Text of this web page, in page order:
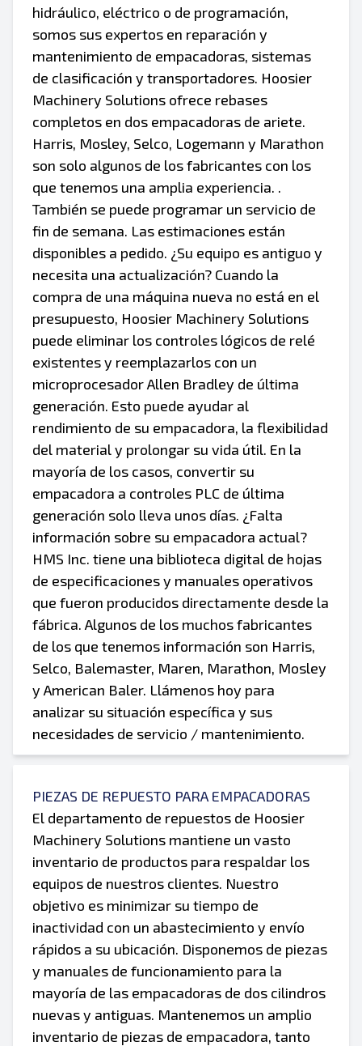
hidráulico, eléctrico o de programación,
somos sus expertos en reparación y
mantenimiento de empacadoras, sistemas
de clasificación y transportadores. Hoosier
Machinery Solutions ofrece rebases
completos en dos empacadoras de ariete.
Harris, Mosley, Selco, Logemann y Marathon
son solo algunos de los fabricantes con los
que tenemos una amplia experiencia. .
También se puede programar un servicio de
fin de semana. Las estimaciones están
disponibles a pedido. ¿Su equipo es antiguo y
necesita una actualización? Cuando la
compra de una máquina nueva no está en el
presupuesto, Hoosier Machinery Solutions
puede eliminar los controles lógicos de relé
existentes y reemplazarlos con un
microprocesador Allen Bradley de última
generación. Esto puede ayudar al
rendimiento de su empacadora, la flexibilidad
del material y prolongar su vida útil. En la
mayoría de los casos, convertir su
empacadora a controles PLC de última
generación solo lleva unos días. ¿Falta
información sobre su empacadora actual?
HMS Inc. tiene una biblioteca digital de hojas
de especificaciones y manuales operativos
que fueron producidos directamente desde la
fábrica. Algunos de los muchos fabricantes
de los que tenemos información son Harris,
Selco, Balemaster, Maren, Marathon, Mosley
y American Baler. Llámenos hoy para
analizar su situación específica y sus
necesidades de servicio / mantenimiento.
PIEZAS DE REPUESTO PARA EMPACADORAS
El departamento de repuestos de Hoosier
Machinery Solutions mantiene un vasto
inventario de productos para respaldar los
equipos de nuestros clientes. Nuestro
objetivo es minimizar su tiempo de
inactividad con un abastecimiento y envío
rápidos a su ubicación. Disponemos de piezas
y manuales de funcionamiento para la
mayoría de las empacadoras de dos cilindros
nuevas y antiguas. Mantenemos un amplio
inventario de piezas de empacadora, tanto